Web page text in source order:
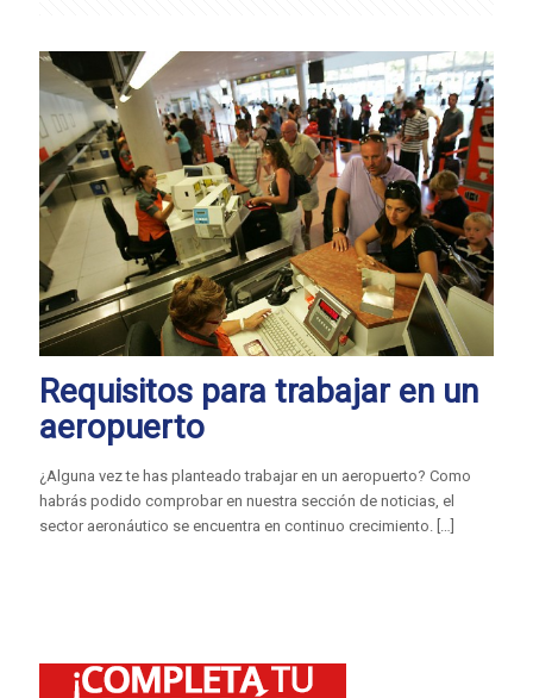
Requisitos para trabajar en un
aeropuerto
¿Alguna vez te has planteado trabajar en un aeropuerto? Como
habrás podido comprobar en nuestra sección de noticias, el
sector aeronáutico se encuentra en continuo crecimiento.